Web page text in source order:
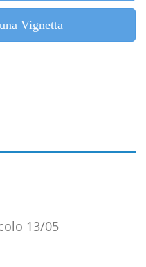
Vignetta
13/05